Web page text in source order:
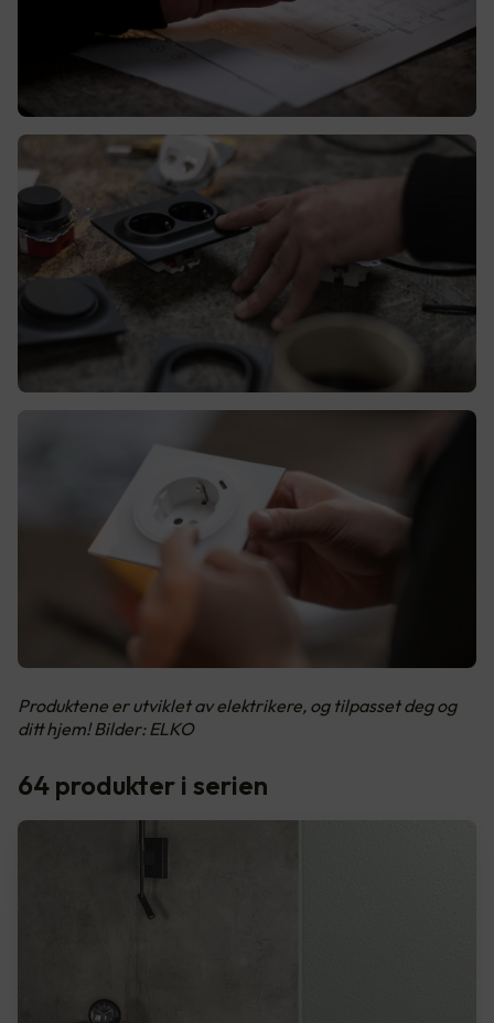
Produktene er utviklet av elektrikere, og tilpasset deg og
ditt hjem! Bilder: ELKO
64 produkter i serien